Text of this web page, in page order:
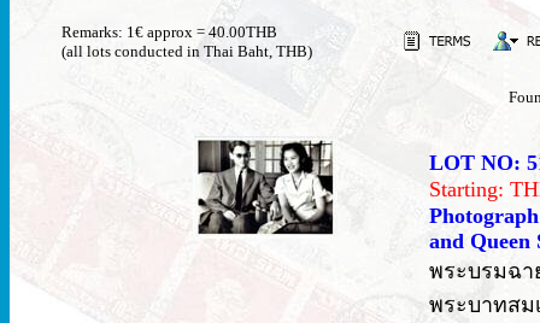
Remarks: 1€ approx = 40.00THB
(all lots conducted in Thai Baht, THB)
LOT NO:
Starting:
and
พระบรมฉ
พระบาทสม